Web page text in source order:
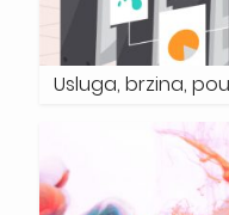
Usluga, brzina,